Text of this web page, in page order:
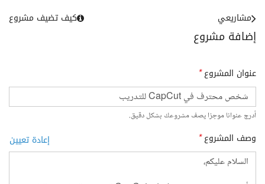
إضافة مشروع
مشاريعي كيف تضيف مشروع
عنوان المشروع*
أدرج عنوانا موجزا يصف مشروعك بشكل دقيق.
وصف المشروع* إعادة تعيين